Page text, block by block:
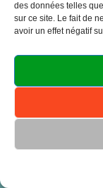
des données telles
sur ce site. Le fait de
avoir un effet négatif